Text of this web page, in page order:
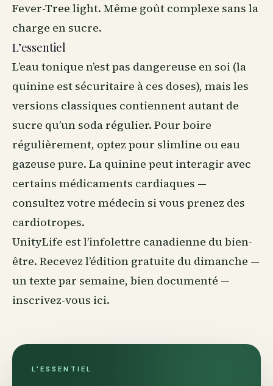
Fever-Tree light. Même goût complexe sans la
charge en sucre.
L’essentiel
L’eau tonique n’est pas dangereuse en soi (la
quinine est sécuritaire à ces doses), mais les
versions classiques contiennent autant de
sucre qu’un soda régulier. Pour boire
régulièrement, optez pour slimline ou eau
gazeuse pure. La quinine peut interagir avec
certains médicaments cardiaques —
consultez votre médecin si vous prenez des
cardiotropes.
UnityLife est l’infolettre canadienne dubien-
être. Recevez l’édition gratuite du dimanche —
un texte par semaine, bien documenté —
inscrivez-vous ici.
L'ESSENTIEL